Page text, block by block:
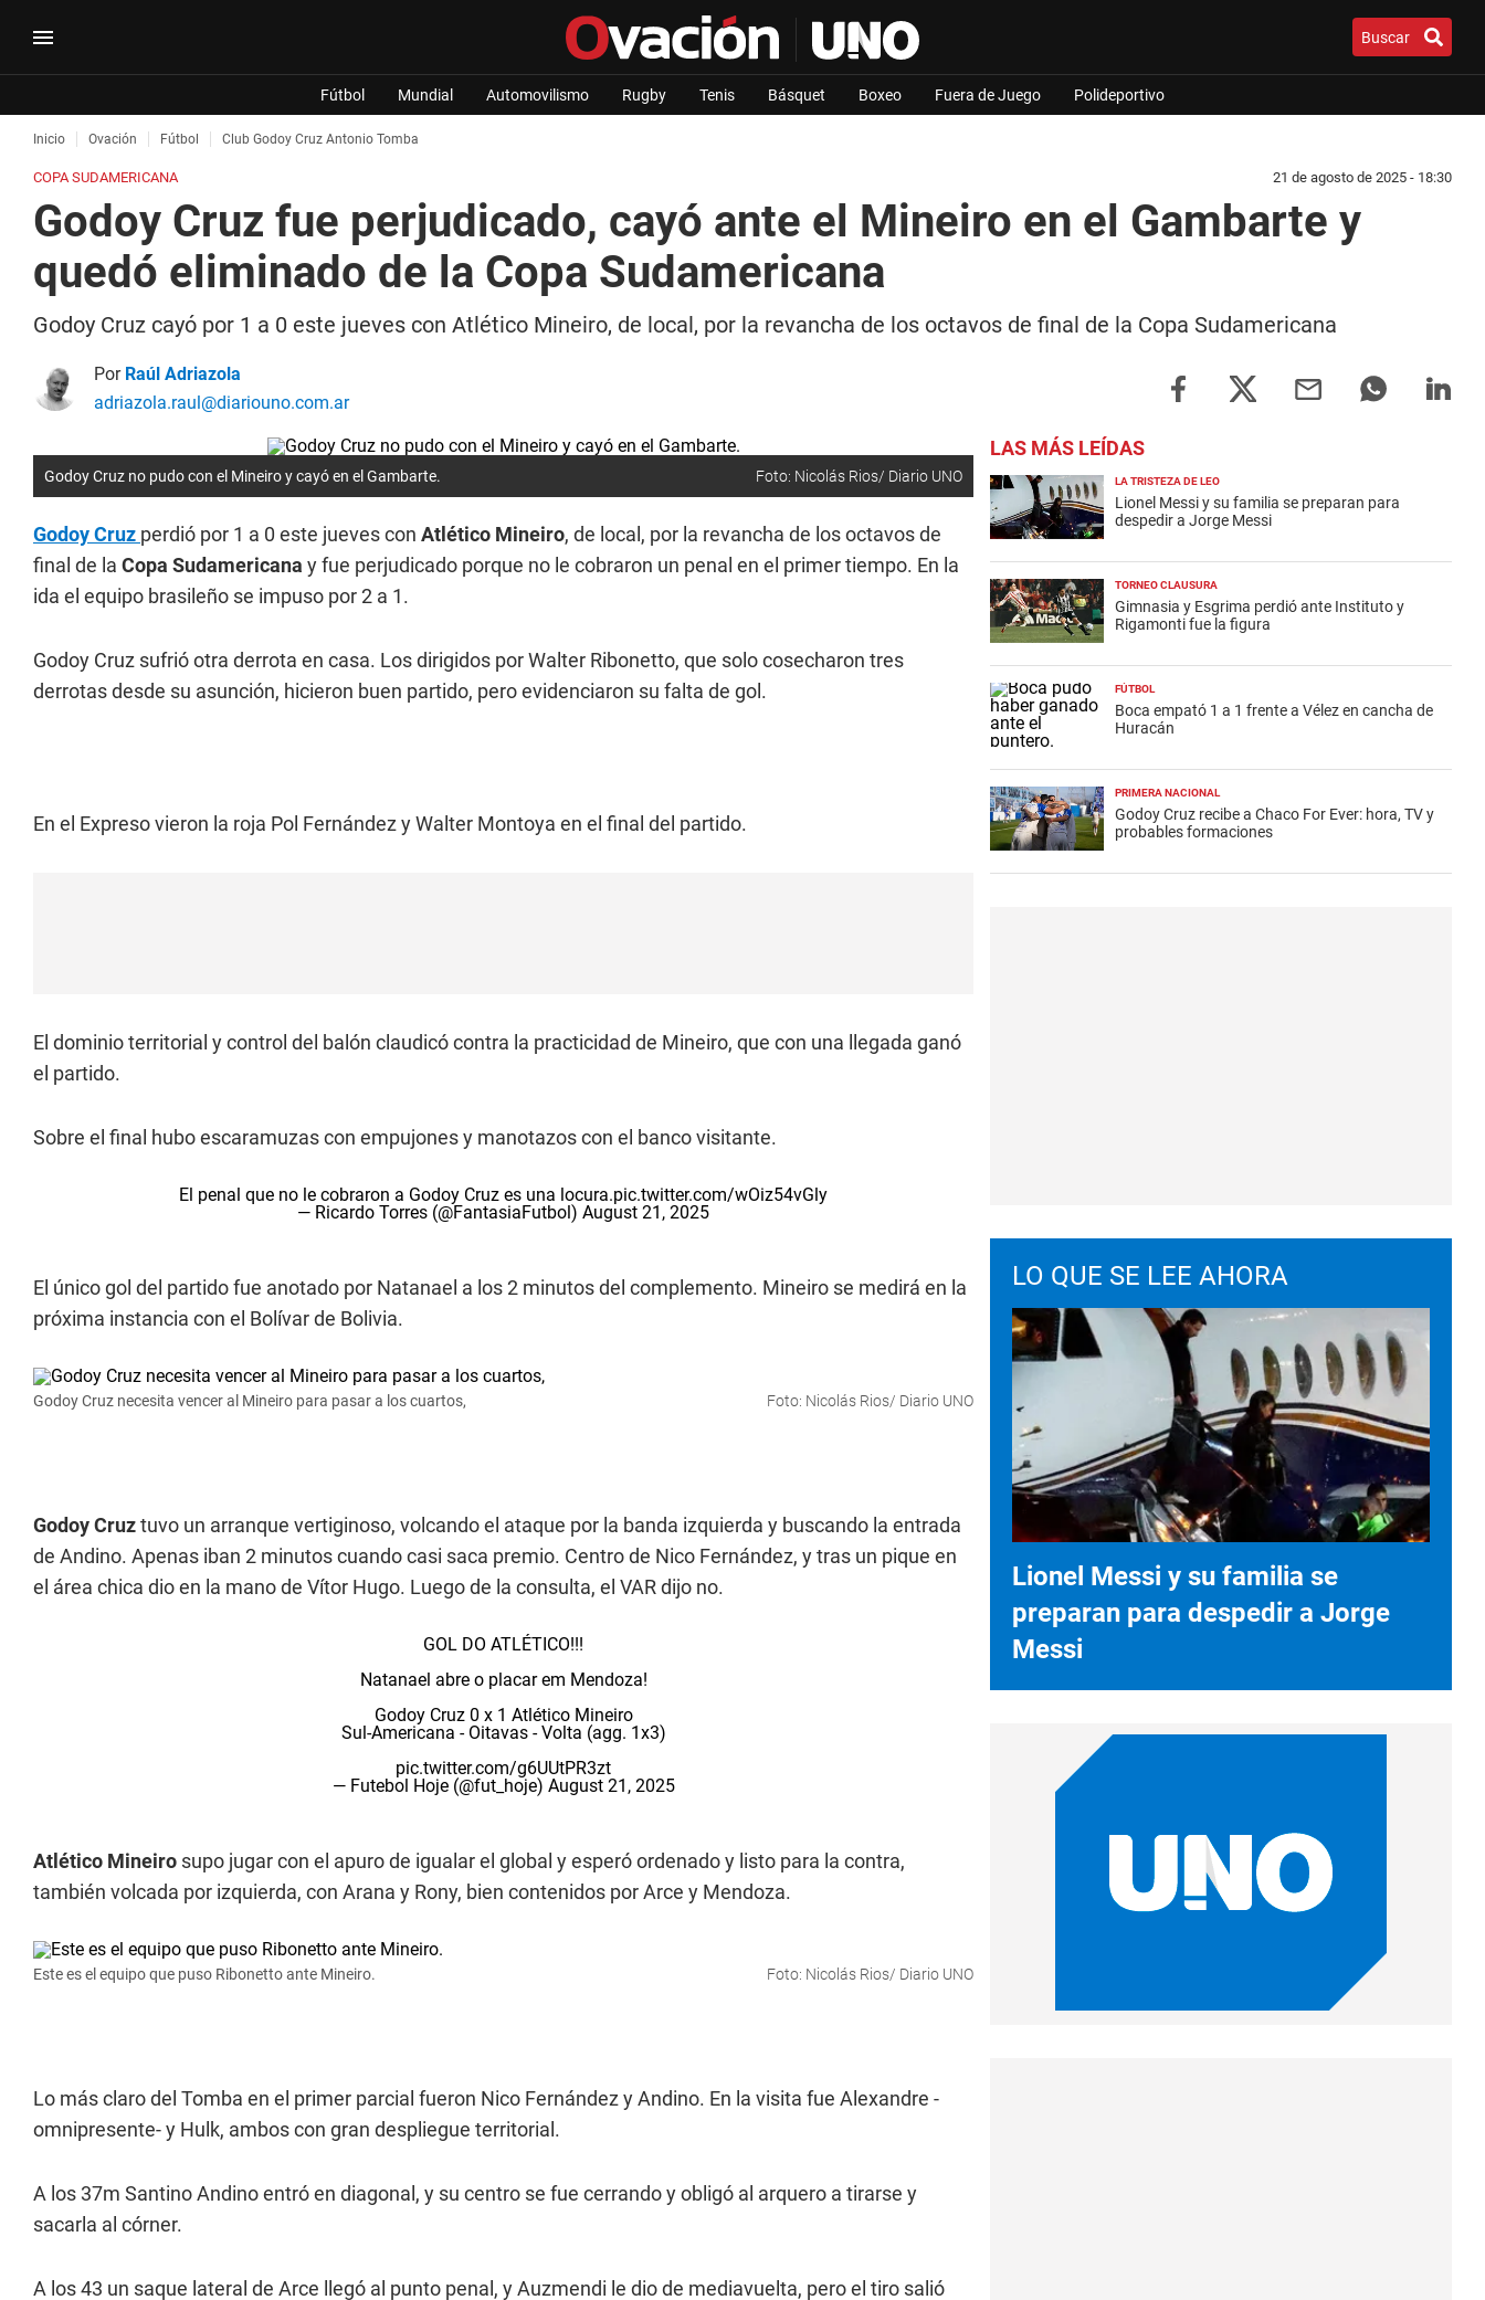
Buscar
Fútbol Mundial Automovilismo Rugby Tenis Básquet Boxeo Fuera de Juego Polideportivo
Inicio Ovación Fútbol Club Godoy Cruz Antonio Tomba
COPA SUDAMERICANA 21 de agosto de 2025 - 18:30
Godoy Cruz fue perjudicado, cayó ante el Mineiro en el Gambarte y
quedó eliminado de la Copa Sudamericana
Godoy Cruz cayó por 1 a 0 este jueves con Atlético Mineiro, de local, por la revancha de los octavos de final de la Copa Sudamericana
Por Raúl Adriazola
adriazola.raul@diariouno.com.ar
Godoy Cruz no pudo con el Mineiro y cayó en el Gambarte. Foto: Nicolás Rios/ Diario UNO
Godoy Cruz perdió por 1 a 0 este jueves con Atlético Mineiro, de local, por la revancha de los octavos de
final de la Copa Sudamericana y fue perjudicado porque no le cobraron un penal en el primer tiempo. En la
ida el equipo brasileño se impuso por 2 a 1.
Godoy Cruz sufrió otra derrota en casa. Los dirigidos por Walter Ribonetto, que solo cosecharon tres
derrotas desde su asunción, hicieron buen partido, pero evidenciaron su falta de gol.
En el Expreso vieron la roja Pol Fernández y Walter Montoya en el final del partido.
El dominio territorial y control del balón claudicó contra la practicidad de Mineiro, que con una llegada ganó
el partido.
Sobre el final hubo escaramuzas con empujones y manotazos con el banco visitante.
El penal que no le cobraron a Godoy Cruz es una locura.pic.twitter.com/wOiz54vGly
— Ricardo Torres (@FantasiaFutbol) August 21, 2025
El único gol del partido fue anotado por Natanael a los 2 minutos del complemento. Mineiro se medirá en la
próxima instancia con el Bolívar de Bolivia.
Godoy Cruz necesita vencer al Mineiro para pasar a los cuartos, Foto: Nicolás Rios/ Diario UNO
Godoy Cruztuvo un arranque vertiginoso, volcando el ataque por la banda izquierda y buscando la entrada
de Andino. Apenas iban 2 minutos cuando casi saca premio. Centro de Nico Fernández, y tras un pique en
el área chica dio en la mano de Vítor Hugo. Luego de la consulta, el VAR dijo no.
GOL DO ATLÉTICO!!!
Natanael abre o placar em Mendoza!
Godoy Cruz 0 x 1 Atlético Mineiro
Sul-Americana - Oitavas - Volta (agg. 1x3)
pic.twitter.com/g6UUtPR3zt
— Futebol Hoje (@fut_hoje) August 21, 2025
Atlético Mineiro supo jugar con el apuro de igualar el global y esperó ordenado y listo para la contra,
también volcada por izquierda, con Arana y Rony, bien contenidos por Arce y Mendoza.
Este es el equipo que puso Ribonetto ante Mineiro. Foto: Nicolás Rios/ Diario UNO
Lo más claro del Tomba en el primer parcial fueron Nico Fernández y Andino. En la visita fue Alexandre -
omnipresente- y Hulk, ambos con gran despliegue territorial.
A los 37m Santino Andino entró en diagonal, y su centro se fue cerrando y obligó al arquero a tirarse y
sacarla al córner.
A los 43 un saque lateral de Arce llegó al punto penal, y Auzmendi le dio de mediavuelta, pero el tiro salió
LAS MÁS LEÍDAS
LA TRISTEZA DE LEO
Lionel Messi y su familia se preparan para
despedir a Jorge Messi
TORNEO CLAUSURA
Gimnasia y Esgrima perdió ante Instituto y
Rigamonti fue la figura
FÚTBOL
Boca empató 1 a 1 frente a Vélez en cancha de
Huracán
PRIMERA NACIONAL
Godoy Cruz recibe a Chaco For Ever: hora, TV y
probables formaciones
LO QUE SE LEE AHORA
Lionel Messi y su familia se
preparan para despedir a Jorge
Messi